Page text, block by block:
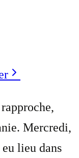
Mercredi,
lieu dans